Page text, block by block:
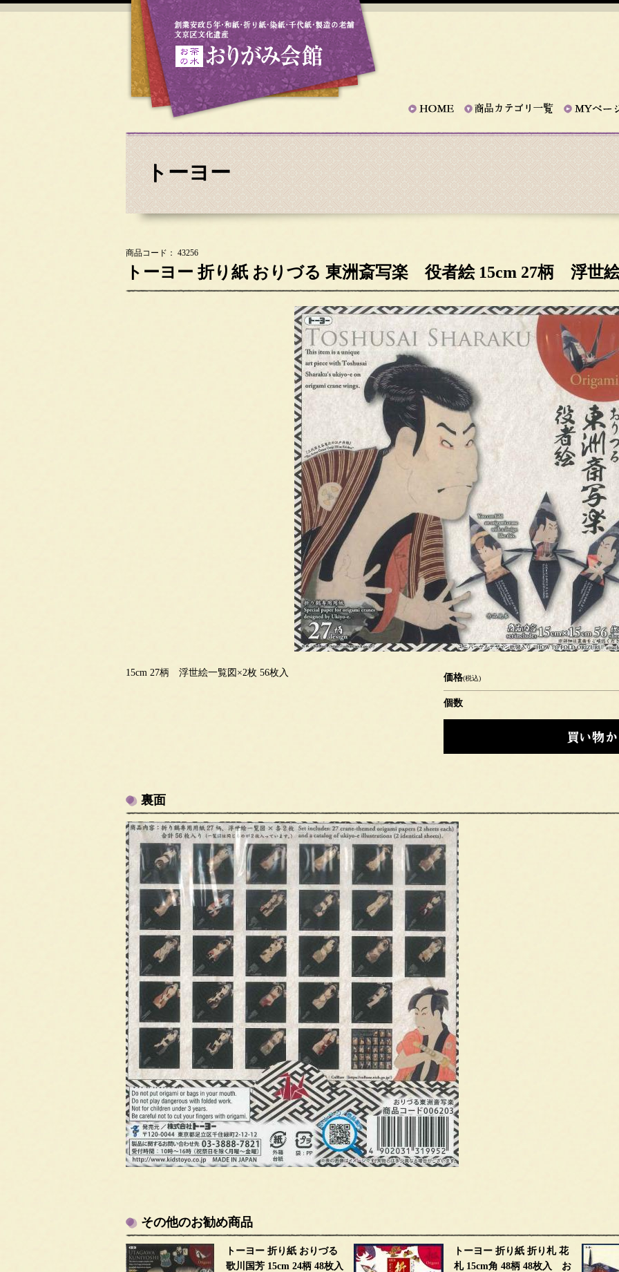
トーヨー
商品コード： 43256
トーヨー 折り紙 おりづる 東洲斎写楽 役者絵 15cm 27柄 浮世
15cm 27柄 浮世絵一覧図×2枚 56枚入 価格(税込)
個数
裏面
その他のお勧め商品
トーヨー 折り紙 おりづる
歌川国芳 15cm 24柄 48枚入
トーヨー 折り紙 折り札 花
札 15cm角 48柄 48枚入 お